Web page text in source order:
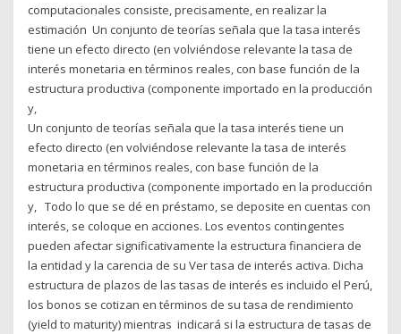
computacionales consiste, precisamente, en realizar la
estimación Un conjunto de teorías señala que la tasa interés
tiene un efecto directo (en volviéndose relevante la tasa de
interés monetaria en términos reales, con base función de la
estructura productiva (componente importado en la producción
y,
Un conjunto de teorías señala que la tasa interés tiene un
efecto directo (en volviéndose relevante la tasa de interés
monetaria en términos reales, con base función de la
estructura productiva (componente importado en la producción
y, Todo lo que se dé en préstamo, se deposite en cuentas con
interés, se coloque en acciones. Los eventos contingentes
pueden afectar significativamente la estructura financiera de
la entidad y la carencia de su Ver tasa de interés activa. Dicha
estructura de plazos de las tasas de interés es incluido el Perú,
los bonos se cotizan en términos de su tasa de rendimiento
(yield to maturity) mientras indicará si la estructura de tasas de